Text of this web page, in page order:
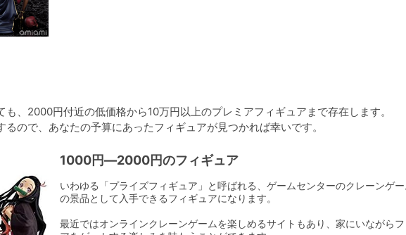
、2000円付近の低価格から10万円以上のプレミアフィギュアまで存在します。
1000円―2000円のフィギュア
いわゆる「プライズフィギュア」と呼ばれる、ゲームセンターのクレーンゲ
の景品として入手できるフィギュアになります。
最近ではオンラインクレーンゲームを楽しめるサイトもあり、家にいながら